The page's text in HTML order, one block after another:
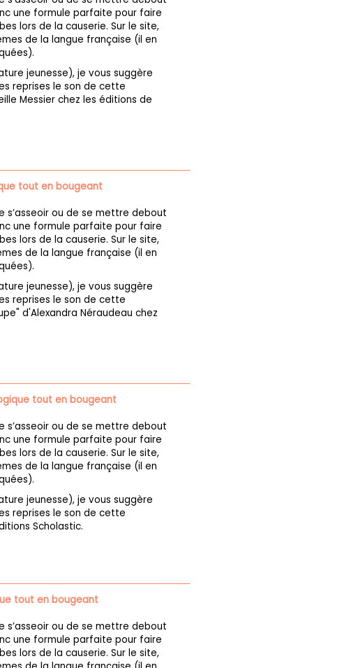
une formule parfaite pour faire
lors de la causerie. Sur le site,
de la langue française (il en
jeunesse), je vous suggère
reprises le son de cette
Messier chez les éditions de
tout en bougeant
s’asseoir ou de se mettre debout
une formule parfaite pour faire
lors de la causerie. Sur le site,
de la langue française (il en
jeunesse), je vous suggère
reprises le son de cette
d'Alexandra Néraudeau chez
tout en bougeant
s’asseoir ou de se mettre debout
une formule parfaite pour faire
lors de la causerie. Sur le site,
de la langue française (il en
jeunesse), je vous suggère
reprises le son de cette
Scholastic.
tout en bougeant
s’asseoir ou de se mettre debout
une formule parfaite pour faire
lors de la causerie. Sur le site,